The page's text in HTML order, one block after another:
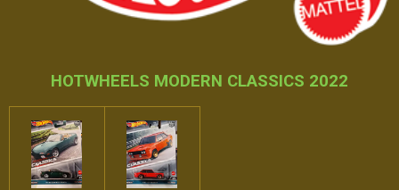
HOTWHEELS MODERN CLASSICS 2022